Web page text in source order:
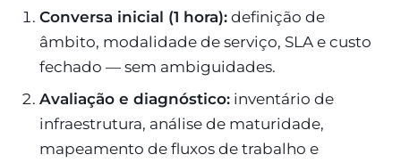
Conversa inicial (1 hora): definição de
âmbito, modalidade de serviço, SLA e custo
fechado — sem ambiguidades.
Avaliação e diagnóstico: inventário de
infraestrutura, análise de maturidade,
mapeamento de fluxos de trabalho e